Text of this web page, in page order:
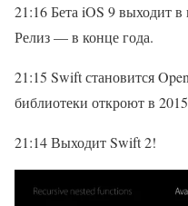
21:16 Бета iOS 9 выходит
Релиз — в конце года.
21:15 Swift становится
библиотеки откроют в
21:14 Выходит Swift 2!